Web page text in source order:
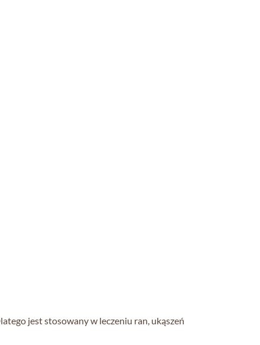
jest stosowany w leczeniu ran, ukąszeń